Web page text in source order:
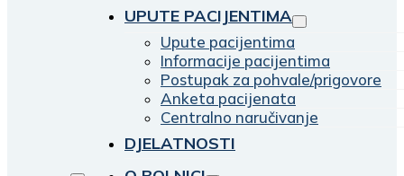
UPUTE PACIJENTIMA
Upute pacijentima
Informacije pacijentima
Postupak za pohvale/prigovore
Anketa pacijenata
Centralno naručivanje
DJELATNOSTI